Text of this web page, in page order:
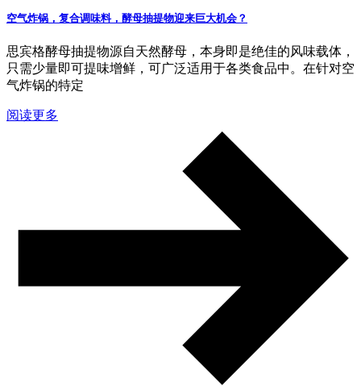
空气炸锅，复合调味料，酵母抽提物迎来巨大机会？
思宾格酵母抽提物源自天然酵母，本身即是绝佳的风味载体，
只需少量即可提味增鲜，可广泛适用于各类食品中。在针对空
气炸锅的特定
阅读更多